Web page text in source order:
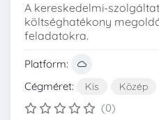
A kereskedelmi-
költséghatékony
feladatokra.
Platform:
Cégméret:
Kis Közép
(0)